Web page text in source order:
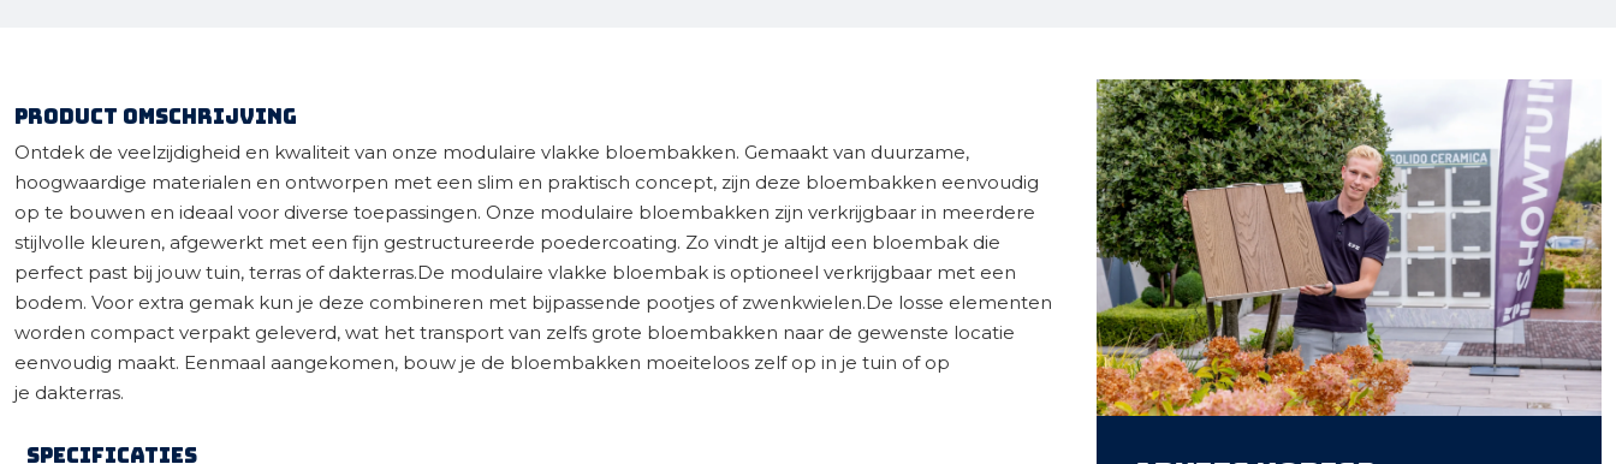
Product omschrijving
Ontdek de veelzijdigheid en kwaliteit van onze modulaire vlakke bloembakken. Gemaakt van duurzame,
hoogwaardige materialen en ontworpen met een slim en praktisch concept, zijn deze bloembakken eenvoudig
op te bouwen en ideaal voor diverse toepassingen. Onze modulaire bloembakken zijn verkrijgbaar in meerdere
stijlvolle kleuren, afgewerkt met een fijn gestructureerde poedercoating. Zo vindt je altijd een bloembak die
perfect past bij jouw tuin, terras of dakterras.De modulaire vlakke bloembak is optioneel verkrijgbaar met een
bodem. Voor extra gemak kun je deze combineren met bijpassende pootjes of zwenkwielen.De losse elementen
worden compact verpakt geleverd, wat het transport van zelfs grote bloembakken naar de gewenste locatie
eenvoudig maakt. Eenmaal aangekomen, bouw je de bloembakken moeiteloos zelf op in je tuin of op
je dakterras.
Specificaties